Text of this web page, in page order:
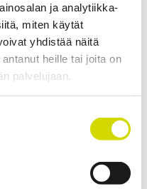
ja analytiikka-
miten käytät
yhdistää näitä
heille tai joita on
palvelujaan.
3449156
soveltuvat
suojamaan
esimerkiksi sähkökaapiksi
kuten korkeat IP- ja IK-
ovi, tarjoavat paljon